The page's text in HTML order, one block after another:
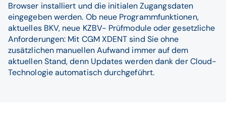
Browser installiert und die initialen Zugangsdaten
eingegeben werden. Ob neue Programmfunktionen,
aktuelles BKV, neue KZBV- Prüfmodule oder gesetzliche
Anforderungen: Mit CGM XDENT sind Sie ohne
zusätzlichen manuellen Aufwand immer auf dem
aktuellen Stand, denn Updates werden dank der Cloud-
Technologie automatisch durchgeführt.